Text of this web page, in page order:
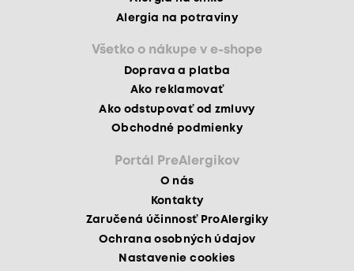
Alergia na potraviny
Všetko o nákupe v e-shope
Doprava a platba
Ako reklamovať
Ako odstupovať od zmluvy
Obchodné podmienky
Portál PreAlergikov
O nás
Kontakty
Zaručená účinnosť ProAlergiky
Ochrana osobných údajov
Nastavenie cookies